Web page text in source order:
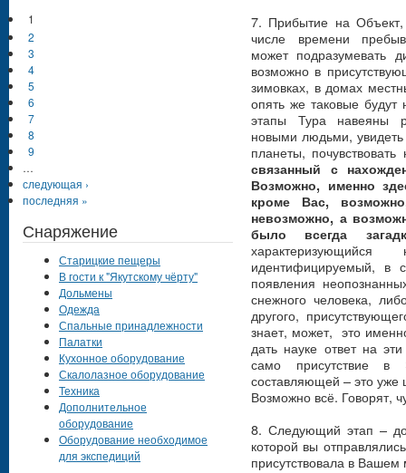
7. Прибытие на
числе времени
может подразумевать
возможно в
зимовках, в домах
опять же таковые
этапы Тура навеяны
новыми людьми,
планеты,
связанный с
Возможно, именно
кроме Вас,
невозможно, а
было всегда
идентифицируемый, в
появления
снежного человека,
другого,
знает, может, это
дать науке ответ на
само присутствие в
составляющей – это уже
Возможно всё. Говорят,
8. Следующий этап –
которой вы
присутствовала в
1
2
3
4
5
6
7
8
9
…
следующая ›
последняя »
Снаряжение
Старицкие пещеры
В гости к "Якутскому чёрту"
Дольмены
Одежда
Спальные принадлежности
Палатки
Кухонное оборудование
Скалолазное оборудование
Техника
Дополнительное
оборудование
Оборудование необходимое
для экспедиций